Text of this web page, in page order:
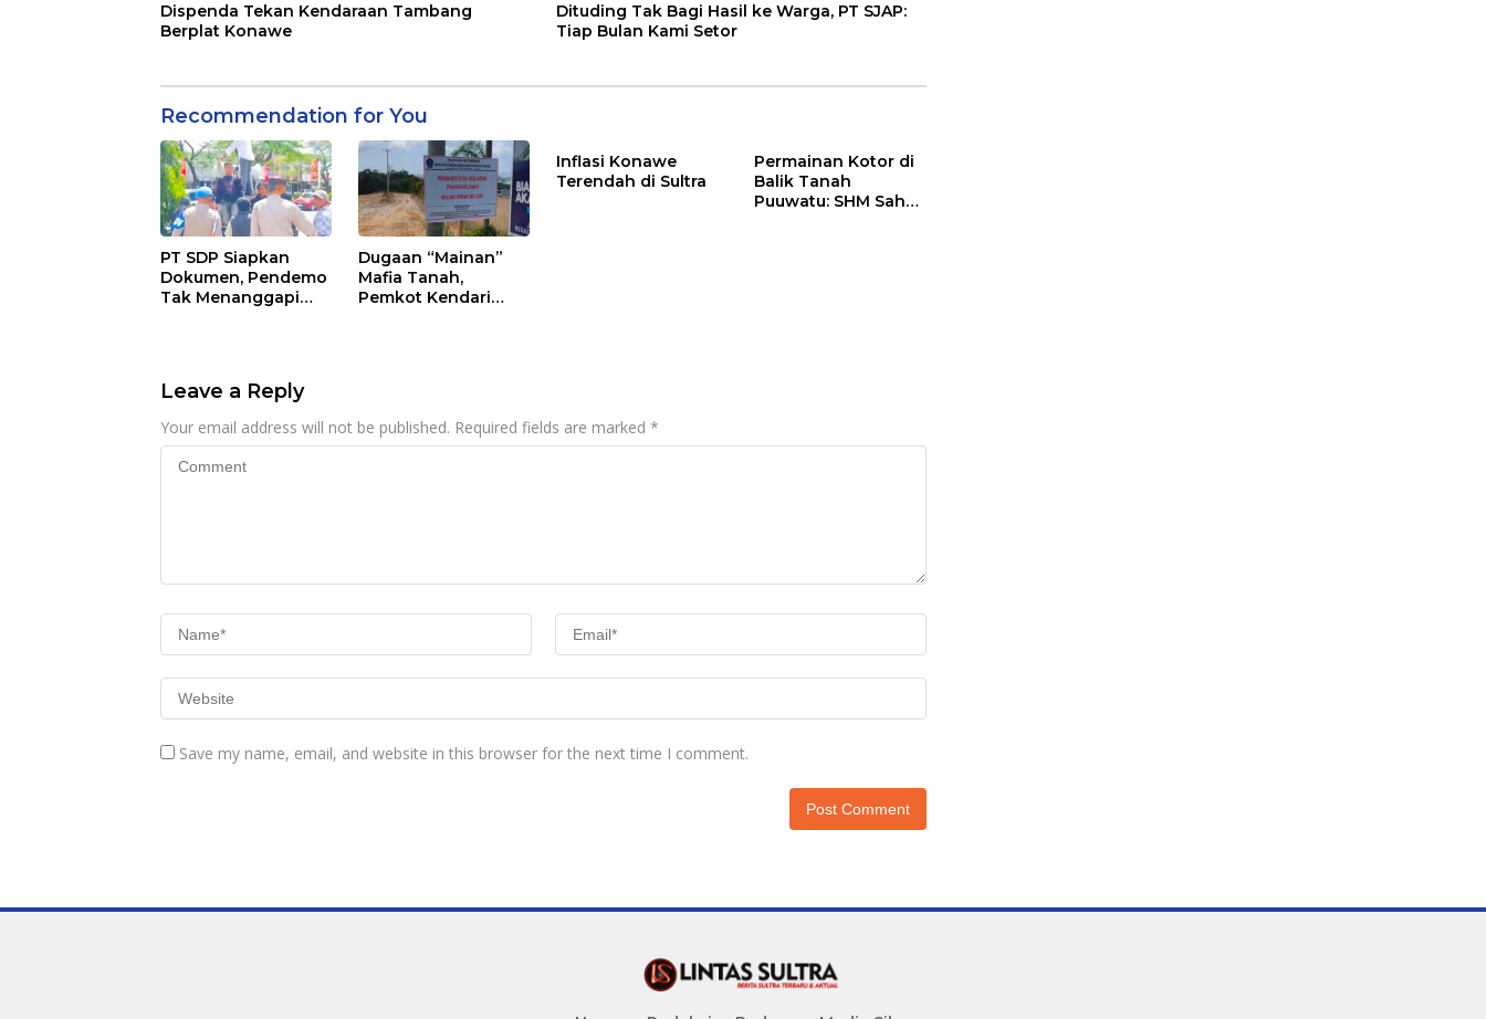
Dispenda Tekan Kendaraan Tambang
Berplat Konawe
Dituding Tak Bagi Hasil ke Warga, PT SJAP:
Tiap Bulan Kami Setor
Recommendation for You
PT SDP Siapkan
Dokumen, Pendemo
Tak Menanggapi
Dugaan “Mainan”
Mafia Tanah,
Pemkot Kendari
Inflasi Konawe
Terendah di Sultra
Permainan Kotor di
Balik Tanah
Puuwatu: SHM Sah
Leave a Reply
Your email address will not be published. Required fields are marked *
Save my name, email, and website in this browser for the next time I comment.